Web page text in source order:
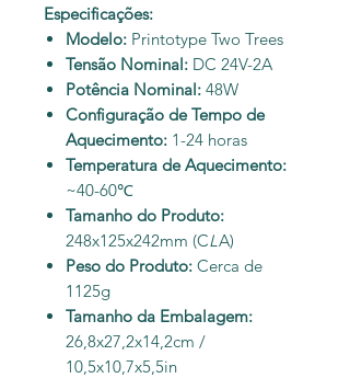
Especificações:
Modelo: Printotype Two Trees
Tensão Nominal: DC 24V-2A
Potência Nominal: 48W
Configuração de Tempo de
Aquecimento: 1-24 horas
Temperatura de Aquecimento:
~40-60℃
Tamanho do Produto:
248x125x242mm (CLA)
Peso do Produto: Cerca de
1125g
Tamanho da Embalagem:
26,8x27,2x14,2cm /
10,5x10,7x5,5in